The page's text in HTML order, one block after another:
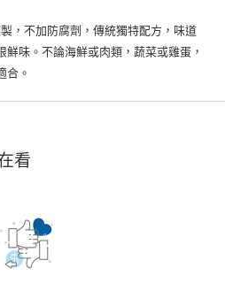
，不加防腐劑，傳統獨特配方，味道
味。不論海鮮或肉類，蔬菜或雞蛋，
合。
看